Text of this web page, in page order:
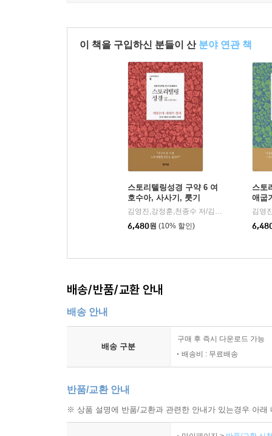
이 책을 구입하신 분들이 산 분야 연관 책
스토리텔링성경 구약 6 여
호수아, 사사기, 룻기
김영진,강정훈,천종수 저/김천정 그림
성서
6,480원 (10% 할인)
스토
애굽
배송/반품/교환 안내
배송 안내
배송 구분
구매 후 즉시 다운로드 가능
배송비 : 무료배송
반품/교환 안내
※ 상품 설명에 반품/교환과 관련한 안내가 있는경우 아